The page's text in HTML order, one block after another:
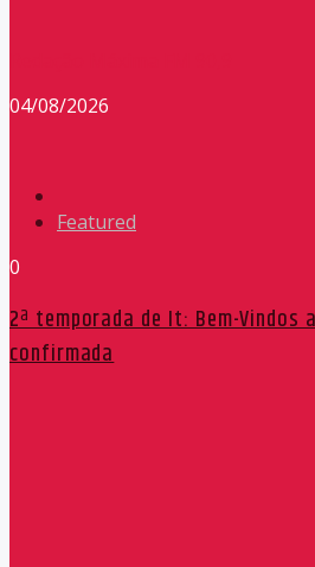
04/08/2026
Featured
0
2ª temporada de It: Bem-
confirmada